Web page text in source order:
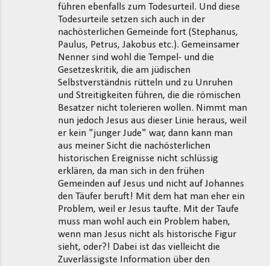
führen ebenfalls zum Todesurteil. Und diese
Todesurteile setzen sich auch in der
nachösterlichen Gemeinde fort (Stephanus,
Paulus, Petrus, Jakobus etc.). Gemeinsamer
Nenner sind wohl die Tempel- und die
Gesetzeskritik, die am jüdischen
Selbstverständnis rütteln und zu Unruhen
und Streitigkeiten führen, die die römischen
Besatzer nicht tolerieren wollen. Nimmt man
nun jedoch Jesus aus dieser Linie heraus, weil
er kein "junger Jude" war, dann kann man
aus meiner Sicht die nachösterlichen
historischen Ereignisse nicht schlüssig
erklären, da man sich in den frühen
Gemeinden auf Jesus und nicht auf Johannes
den Täufer beruft! Mit dem hat man eher ein
Problem, weil er Jesus taufte. Mit der Taufe
muss man wohl auch ein Problem haben,
wenn man Jesus nicht als historische Figur
sieht, oder?! Dabei ist das vielleicht die
Zuverlässigste Information über den